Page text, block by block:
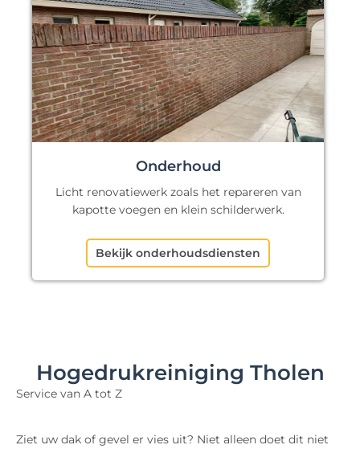
Onderhoud
Licht renovatiewerk zoals het repareren van
kapotte voegen en klein schilderwerk.
Bekijk onderhoudsdiensten
Hogedrukreiniging Tholen
Service van A tot Z
Ziet uw dak of gevel er vies uit? Niet alleen doet dit niet